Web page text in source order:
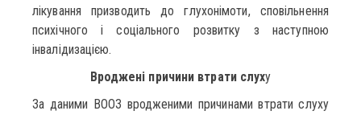
лікування призводить до глухонімоти, сповільнення
психічного і соціального розвитку з наступною
інвалідизацією.
Вроджені причини втрати слуху
За даними ВООЗ вродженими причинами втрати слуху